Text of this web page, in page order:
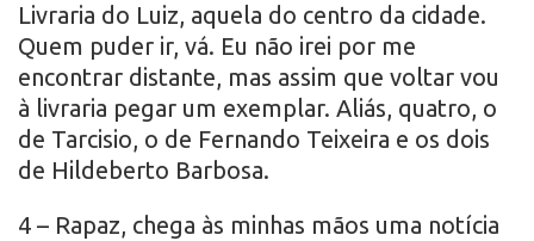
Livraria do Luiz, aquela do centro da cidade.
Quem puder ir, vá. Eu não irei por me
encontrar distante, mas assim que voltar vou
à livraria pegar um exemplar. Aliás, quatro, o
de Tarcisio, o de Fernando Teixeira e os dois
de Hildeberto Barbosa.
4 – Rapaz, chega às minhas mãos uma notícia